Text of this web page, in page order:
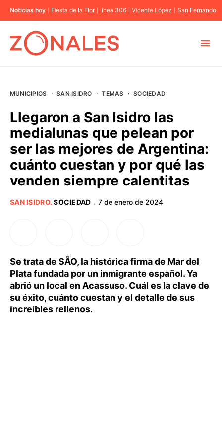
Noticias hoy Fiesta de la Flor línea 306 Vicente López San Fernando
BUENOS AIRES
PROVINCIAS
MUNICIPIOS · SAN ISIDRO · TEMAS · SOCIEDAD
Llegaron a San Isidro las
medialunas que pelean por
ser las mejores de Argentina:
cuánto cuestan y por qué las
venden siempre calentitas
SAN ISIDRO.SOCIEDAD · 7 de enero de 2024
Se trata de SÃO, la histórica firma de Mar del
Plata fundada por un inmigrante español. Ya
abrió un local en Acassuso. Cuál es la clave de
su éxito, cuánto cuestan y el detalle de sus
increíbles rellenos.